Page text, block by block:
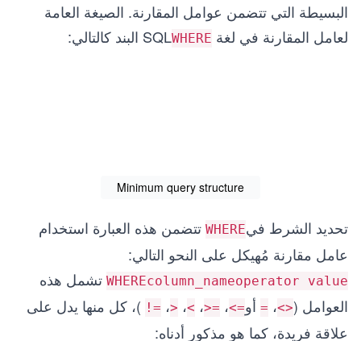
البسيطة التي تتضمن عوامل المقارنة. الصيغة العامة
لعامل المقارنة في لغة SQL WHERE البند كالتالي:
Minimum query structure
تحديد الشرط فيWHERE تتضمن هذه العبارة استخدام
عامل مقارنة مُهيكل على النحو التالي:
WHEREcolumn_nameoperator value
تشمل هذه
العوامل (
= ،<> أو != ،> ،< ،>= ،<=
)، كل منها يدل على
علاقة فريدة، كما هو مذكور أدناه: